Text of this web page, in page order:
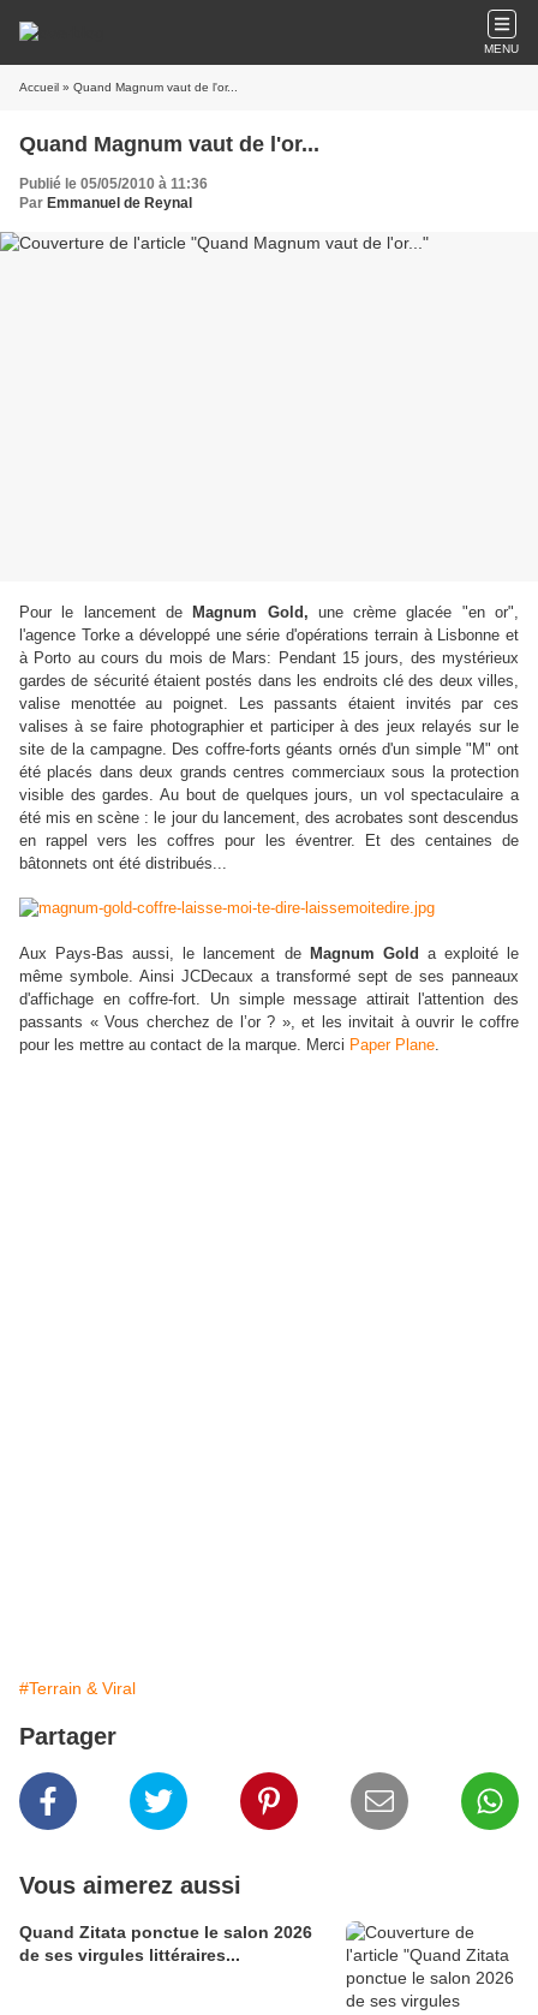
MENU
Accueil » Quand Magnum vaut de l'or...
Quand Magnum vaut de l'or...
Publié le 05/05/2010 à 11:36
Par Emmanuel de Reynal
Pour le lancement de Magnum Gold, une crème glacée "en or",
l'agence Torke a développé une série d'opérations terrain à Lisbonne et
à Porto au cours du mois de Mars: Pendant 15 jours, des mystérieux
gardes de sécurité étaient postés dans les endroits clé des deux villes,
valise menottée au poignet. Les passants étaient invités par ces
valises à se faire photographier et participer à des jeux relayés sur le
site de la campagne. Des coffre-forts géants ornés d'un simple "M" ont
été placés dans deux grands centres commerciaux sous la protection
visible des gardes. Au bout de quelques jours, un vol spectaculaire a
été mis en scène : le jour du lancement, des acrobates sont descendus
en rappel vers les coffres pour les éventrer. Et des centaines de
bâtonnets ont été distribués...
Aux Pays-Bas aussi, le lancement de Magnum Gold a exploité le
même symbole. Ainsi JCDecaux a transformé sept de ses panneaux
d'affichage en coffre-fort. Un simple message attirait l'attention des
passants « Vous cherchez de l’or ? », et les invitait à ouvrir le coffre
pour les mettre au contact de la marque. Merci Paper Plane.
#Terrain & Viral
Partager
Vous aimerez aussi
Quand Zitata ponctue le salon 2026
de ses virgules littéraires...